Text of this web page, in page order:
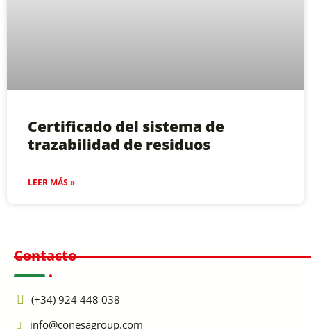
Certificado del sistema de
trazabilidad de residuos
LEER MÁS »
Contacto
(+34) 924 448 038
info@conesagroup.com